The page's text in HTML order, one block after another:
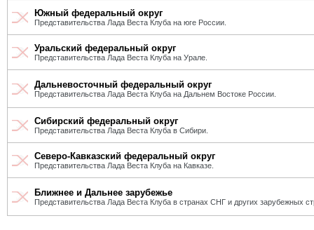
Южный федеральный округ
Представительства Лада Веста Клуба на юге России.
Уральский федеральный округ
Представительства Лада Веста Клуба на Урале.
Дальневосточный федеральный округ
Представительства Лада Веста Клуба на Дальнем Востоке России.
Сибирский федеральный округ
Представительства Лада Веста Клуба в Сибири.
Северо-Кавказский федеральный округ
Представительства Лада Веста Клуба на Кавказе.
Ближнее и Дальнее зарубежье
Представительства Лада Веста Клуба в странах СНГ и других зарубежных